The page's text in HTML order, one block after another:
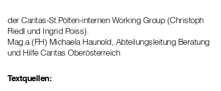
der Caritas-St.Pölten-internen Working Group (Christoph
Riedl und Ingrid Poiss).
Mag.a (FH) Michaela Haunold, Abteilungsleitung Beratung
und Hilfe Caritas Oberösterreich
Textquellen: